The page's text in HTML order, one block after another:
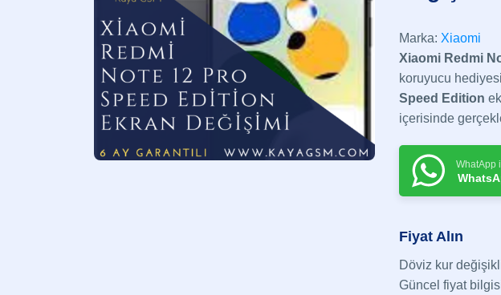
Marka: Xiaomi
Xiaomi Redmi
koruyucu
Speed Edition
içerisinde
WhatApp
Fiyat Alın
Döviz kur
Güncel fiyat